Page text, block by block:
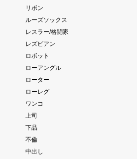
リボン
ルーズソックス
レスラー/格闘家
レズビアン
ロボット
ローアングル
ローター
ローレグ
ワンコ
上司
下品
不倫
中出し